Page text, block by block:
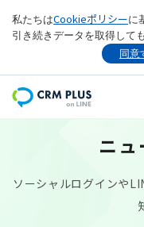
私たちはCookieポリシーに
引き続きデータを取得して
同意
ニ
ソーシャルログインや